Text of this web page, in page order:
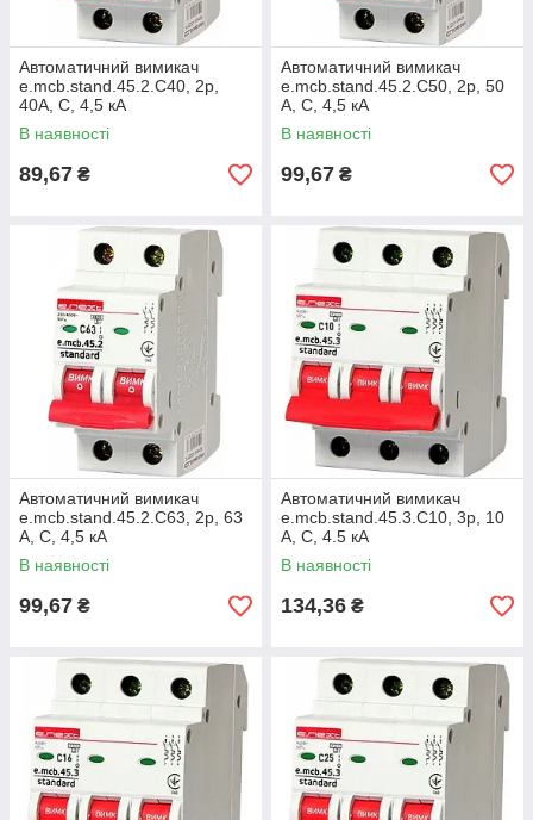
Автоматичний вимикач
e.mcb.stand.45.2.C40, 2р,
40А, C, 4,5 кА
В наявності
89,67 ₴
Автоматичний вимикач
e.mcb.stand.45.2.C50, 2р, 50
А, C, 4,5 кА
В наявності
99,67 ₴
Автоматичний вимикач
e.mcb.stand.45.2.C63, 2р, 63
А, C, 4,5 кА
В наявності
99,67 ₴
Автоматичний вимикач
e.mcb.stand.45.3.C10, 3р, 10
А, C, 4.5 кА
В наявності
134,36 ₴